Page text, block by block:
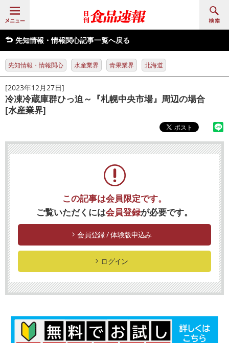
先知情報・情報関心記事一覧へ戻る
先知情報・情報関心 水産業界 青果業界 北海道
[2023年12月27日]
冷凍冷蔵庫群ひっ迫～『札幌中央市場』周辺の場合
[水産業界]
この記事は会員限定です。
ご覧いただくには会員登録が必要です。
会員登録 / 体験版申込み
ログイン